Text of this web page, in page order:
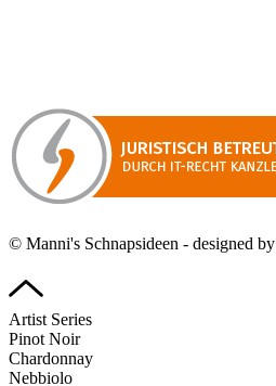
© Manni's Schnapsideen - designed by
Artist Series
Pinot Noir
Chardonnay
Nebbiolo